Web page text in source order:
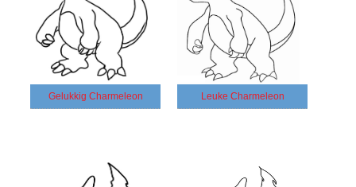
Gelukkig Charmeleon Leuke Charmeleon